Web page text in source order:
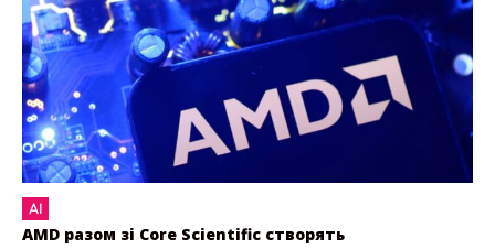
AI
AMD разом зі Core Scientific створять